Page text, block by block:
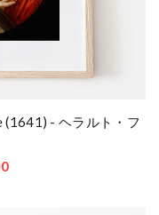
- ヘラルト・フ